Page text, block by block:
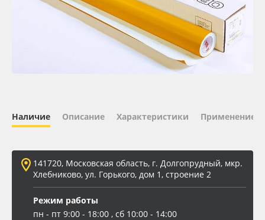
Вспененный ПВХ
Баннер
Наличие Описание Характеристики Применение
141720, Московская область, г. Долгопрудный, мкр.
Хлебниково, ул. Горького, дом 1, строение 2
Режим работы
пн - пт 9:00 - 18:00 , сб 10:00 - 14:00